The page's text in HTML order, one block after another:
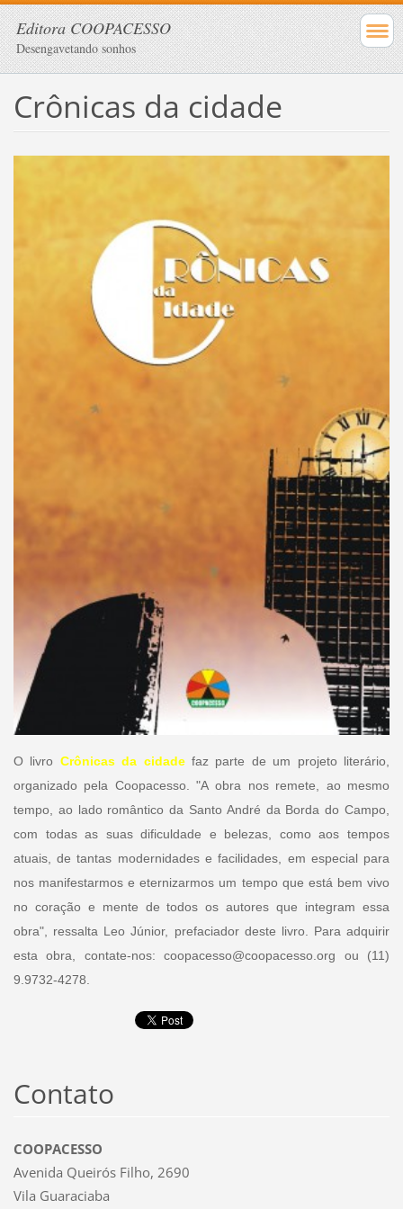
Editora COOPACESSO
Desengavetando sonhos
Crônicas da cidade
O livro Crônicas da cidadefaz parte de um projeto literário,
organizado pela Coopacesso. "A obra nos remete, ao mesmo
tempo, ao lado romântico da Santo André da Borda do Campo,
com todas as suas dificuldade e belezas, como aos tempos
atuais, de tantas modernidades e facilidades, em especial para
nos manifestarmos e eternizarmos um tempo que está bem vivo
no coração e mente de todos os autores que integram essa
obra", ressalta Leo Júnior, prefaciador deste livro. Para adquirir
esta obra, contate-nos: coopacesso@coopacesso.org ou (11)
9.9732-4278.
Contato
COOPACESSO
Avenida Queirós Filho, 2690
Vila Guaraciaba